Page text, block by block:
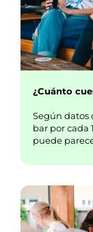
¿Cuánto
Según datos
bar por cada
puede